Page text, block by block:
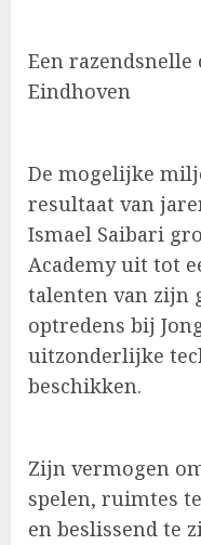
Een
Eindhoven
De mogelijke
resultaat van
Ismael Saibari
Academy uit tot
talenten van zijn
optredens bij
uitzonderlijke
beschikken.
Zijn vermogen
spelen, ruimtes
en beslissend te